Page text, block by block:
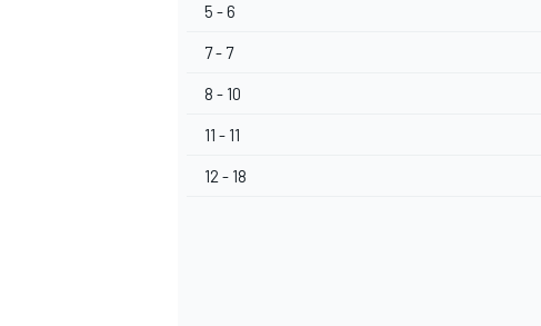
5 - 6
7 - 7
8 - 10
11 - 11
12 - 18